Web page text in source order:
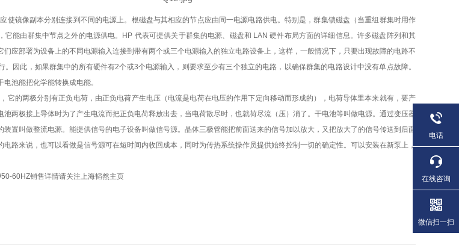
使镜像副本分别连接到不同的电源上。根磁盘与其相应的节点应由同一电源电路供电。特别是，群集锁磁盘（当重组群集时用作
它能由群集中节点之外的电源供电。HP 代表可提供关于群集的电源、磁盘和 LAN 硬件布局方面的详细信息。许多磁盘阵列和其
们应部署为设备上的不同电源输入连接到带有两个或三个电源输入的独立电路设备上，这样，一般情况下，只要出现故障的电路不
。因此，如果群集中的所有硬件有2个或3个电源输入，则要求至少有三个独立的电路，以确保群集的电路设计中没有单点故障。
池能把化学能转换成电能。
它的两极分别有正负电荷，由正负电荷产生电压（电流是电荷在电压的作用下定向移动而形成的），电荷导体里本来就有，要产
两极接上导体时为了产生电流而把正负电荷释放出去，当电荷散尽时，也就荷尽流（压）消了。干电池等叫做电源。通过变压器
置叫做整流电源。能提供信号的电子设备叫做信号源。晶体三极管能把前面送来的信号加以放大，又把放大了的信号传送到后面
电路来说，也可以看做是信号源可在短时间内收回成本，同时为传热系统操作员提供始终控制一切的确定性。可以安装在新泵上，
60HZ销售详情请关注上海韬然主页
电话
在线咨询
微信扫一扫